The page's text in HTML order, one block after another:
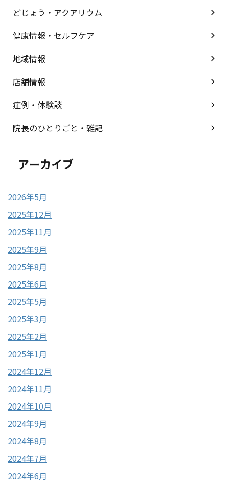
どじょう・アクアリウム
健康情報・セルフケア
地域情報
店舗情報
症例・体験談
院長のひとりごと・雑記
アーカイブ
2026年5月
2025年12月
2025年11月
2025年9月
2025年8月
2025年6月
2025年5月
2025年3月
2025年2月
2025年1月
2024年12月
2024年11月
2024年10月
2024年9月
2024年8月
2024年7月
2024年6月